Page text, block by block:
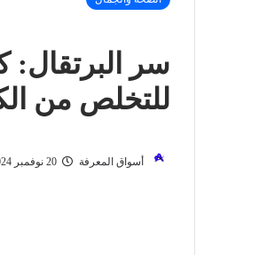
سر
للتخلص من
أسواق المعرفة